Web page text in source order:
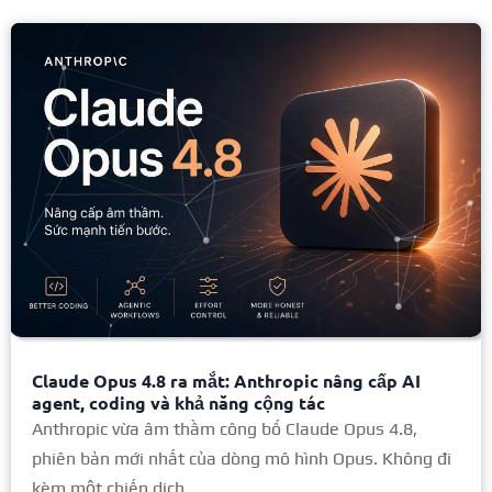
Claude Opus 4.8 ra mắt: Anthropic nâng cấp AI
agent, coding và khả năng cộng tác
Anthropic vừa âm thầm công bố Claude Opus 4.8,
phiên bản mới nhất của dòng mô hình Opus. Không đi